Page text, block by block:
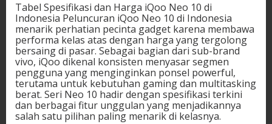
Tabel Spesifikasi dan Harga iQoo Neo 10 di
Indonesia Peluncuran iQoo Neo 10 di Indonesia
menarik perhatian pecinta gadget karena membawa
performa kelas atas dengan harga yang tergolong
bersaing di pasar. Sebagai bagian dari sub-brand
vivo, iQoo dikenal konsisten menyasar segmen
pengguna yang menginginkan ponsel powerful,
terutama untuk kebutuhan gaming dan multitasking
berat. Seri Neo 10 hadir dengan spesifikasi terkini
dan berbagai fitur unggulan yang menjadikannya
salah satu pilihan paling menarik di kelasnya.